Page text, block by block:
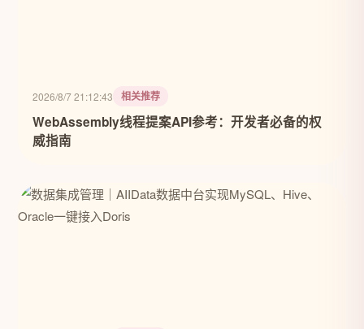
2026/8/7 21:12:43 相关推荐
WebAssembly线程提案API参考：开发者必备的权
威指南